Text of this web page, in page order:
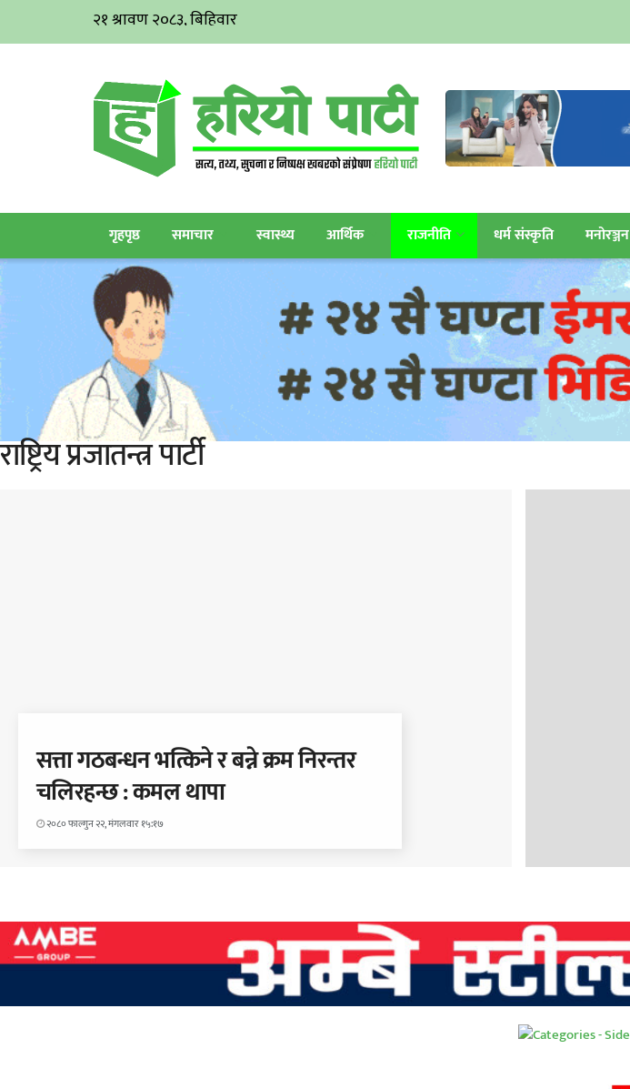
गृहपृष्ठ समाचार स्वास्थ्य आर्थिक राजनीति धर्म संस्कृति मनोरञ्जन
राष्ट्रिय प्रजातन्त्र पार्टी
सत्ता गठबन्धन भत्किने र बन्ने क्रम निरन्तर
चलिरहन्छ : कमल थापा
२०८० फाल्गुन २२, मंगलवार १५:१७